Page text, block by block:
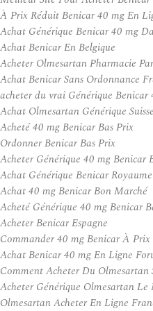
À Prix Réduit Benicar 40 mg En
Achat Générique Benicar 40 mg
Achat Benicar En Belgique
Acheter Olmesartan Pharmacie
Achat Benicar Sans Ordonnance
acheter du vrai Générique
Achat Olmesartan Générique Suisse
Acheté 40 mg Benicar Bas Prix
Ordonner Benicar Bas Prix
Acheter Générique 40 mg Benicar
Achat Générique Benicar
Achat 40 mg Benicar Bon Marché
Acheté Générique 40 mg Benicar
Acheter Benicar Espagne
Commander 40 mg Benicar À
Achat Benicar 40 mg En Ligne
Comment Acheter Du Olmesartan
Acheter Générique Olmesartan Le
Olmesartan Acheter En Ligne